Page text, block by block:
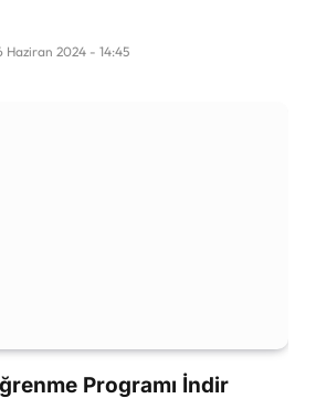
Haziran 2024 - 14:45
Programı İndir